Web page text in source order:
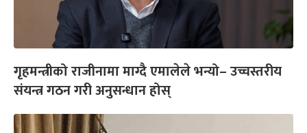
गृहमन्त्रीको राजीनामा माग्दै एमालेले भन्यो– उच्चस्तरीय
संयन्त्र गठन गरी अनुसन्धान होस्